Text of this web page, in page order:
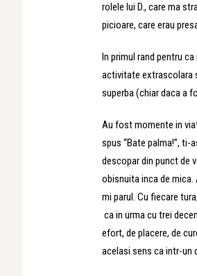
rolele lui D., care ma
picioare, care erau
In primul rand pentru
activitate extrascolara
superba (chiar daca a
Au fost momente in
spus “Bate palma!”,
descopar din punct de
obisnuita inca de
mi parul. Cu fiecare
ca in urma cu trei
efort, de placere, de
acelasi sens ca intr-un